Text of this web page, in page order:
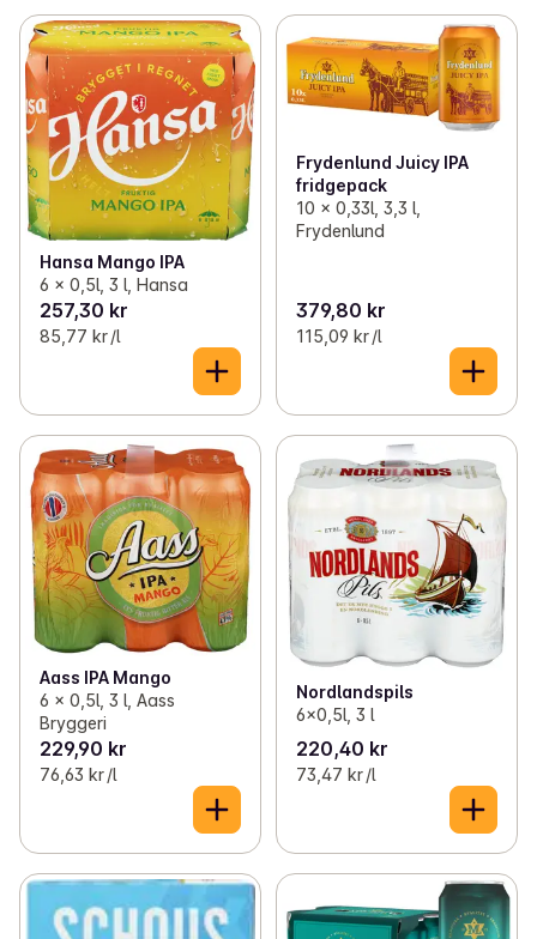
Hansa Mango IPA
6 x 0,5l, 3 l, Hansa
257,30 kr
85,77 kr /l
Frydenlund Juicy IPA
fridgepack
10 x 0,33l, 3,3 l,
Frydenlund
379,80 kr
115,09 kr /l
Aass IPA Mango
6 x 0,5l, 3 l, Aass
Bryggeri
229,90 kr
76,63 kr /l
Nordlandspils
6x0,5l, 3 l
220,40 kr
73,47 kr /l